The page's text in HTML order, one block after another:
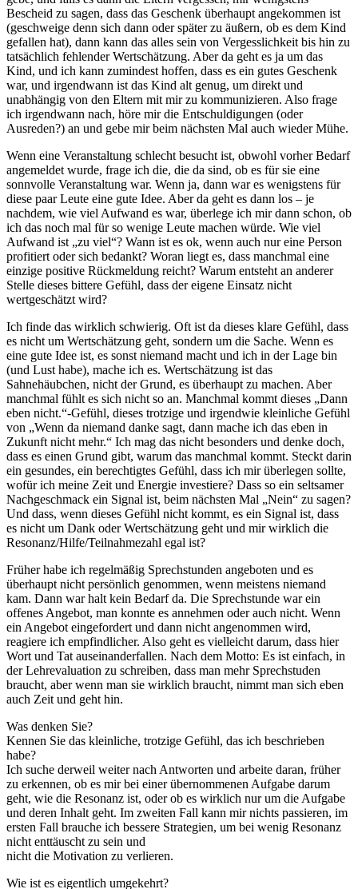
Bescheid zu sagen, dass das Geschenk überhaupt angekommen ist
(geschweige denn sich dann oder später zu äußern, ob es dem Kind
gefallen hat), dann kann das alles sein von Vergesslichkeit bis hin zu
tatsächlich fehlender Wertschätzung. Aber da geht es ja um das
Kind, und ich kann zumindest hoffen, dass es ein gutes Geschenk
war, und irgendwann ist das Kind alt genug, um direkt und
unabhängig von den Eltern mit mir zu kommunizieren. Also frage
ich irgendwann nach, höre mir die Entschuldigungen (oder
Ausreden?) an und gebe mir beim nächsten Mal auch wieder Mühe.
Wenn eine Veranstaltung schlecht besucht ist, obwohl vorher Bedarf
angemeldet wurde, frage ich die, die da sind, ob es für sie eine
sonnvolle Veranstaltung war. Wenn ja, dann war es wenigstens für
diese paar Leute eine gute Idee. Aber da geht es dann los – je
nachdem, wie viel Aufwand es war, überlege ich mir dann schon, ob
ich das noch mal für so wenige Leute machen würde. Wie viel
Aufwand ist „zu viel“? Wann ist es ok, wenn auch nur eine Person
profitiert oder sich bedankt? Woran liegt es, dass manchmal eine
einzige positive Rückmeldung reicht? Warum entsteht an anderer
Stelle dieses bittere Gefühl, dass der eigene Einsatz nicht
wertgeschätzt wird?
Ich finde das wirklich schwierig. Oft ist da dieses klare Gefühl, dass
es nicht um Wertschätzung geht, sondern um die Sache. Wenn es
eine gute Idee ist, es sonst niemand macht und ich in der Lage bin
(und Lust habe), mache ich es. Wertschätzung ist das
Sahnehäubchen, nicht der Grund, es überhaupt zu machen. Aber
manchmal fühlt es sich nicht so an. Manchmal kommt dieses „Dann
eben nicht.“-Gefühl, dieses trotzige und irgendwie kleinliche Gefühl
von „Wenn da niemand danke sagt, dann mache ich das eben in
Zukunft nicht mehr.“ Ich mag das nicht besonders und denke doch,
dass es einen Grund gibt, warum das manchmal kommt. Steckt darin
ein gesundes, ein berechtigtes Gefühl, dass ich mir überlegen sollte,
wofür ich meine Zeit und Energie investiere? Dass so ein seltsamer
Nachgeschmack ein Signal ist, beim nächsten Mal „Nein“ zu sagen?
Und dass, wenn dieses Gefühl nicht kommt, es ein Signal ist, dass
es nicht um Dank oder Wertschätzung geht und mir wirklich die
Resonanz/Hilfe/Teilnahmezahl egal ist?
Früher habe ich regelmäßig Sprechstunden angeboten und es
überhaupt nicht persönlich genommen, wenn meistens niemand
kam. Dann war halt kein Bedarf da. Die Sprechstunde war ein
offenes Angebot, man konnte es annehmen oder auch nicht. Wenn
ein Angebot eingefordert und dann nicht angenommen wird,
reagiere ich empfindlicher. Also geht es vielleicht darum, dass hier
Wort und Tat auseinanderfallen. Nach dem Motto: Es ist einfach, in
der Lehrevaluation zu schreiben, dass man mehr Sprechstuden
braucht, aber wenn man sie wirklich braucht, nimmt man sich eben
auch Zeit und geht hin.
Was denken Sie?
Kennen Sie das kleinliche, trotzige Gefühl, das ich beschrieben
habe?
Ich suche derweil weiter nach Antworten und arbeite daran, früher
zu erkennen, ob es mir bei einer übernommenen Aufgabe darum
geht, wie die Resonanz ist, oder ob es wirklich nur um die Aufgabe
und deren Inhalt geht. Im zweiten Fall kann mir nichts passieren, im
ersten Fall brauche ich bessere Strategien, um bei wenig Resonanz
nicht enttäuscht zu sein und
nicht die Motivation zu verlieren.
Wie ist es eigentlich umgekehrt?